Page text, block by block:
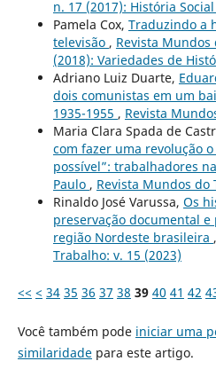
n. 17 (2017): História
Pamela Cox, Traduzindo a
televisão , Revista Mundos
(2018): Variedades de
Adriano Luiz Duarte,
dois comunistas em um
1935-1955 , Revista
Maria Clara Spada de
com fazer uma revolução
possível”: trabalhadores
Paulo , Revista Mundos do
Rinaldo José Varussa, Os
preservação documental
região Nordeste brasileira ,
Trabalho: v. 15 (2023)
<< < 34 35 36 37 38 39 40 41 42
Você também pode iniciar uma
similaridadepara este artigo.